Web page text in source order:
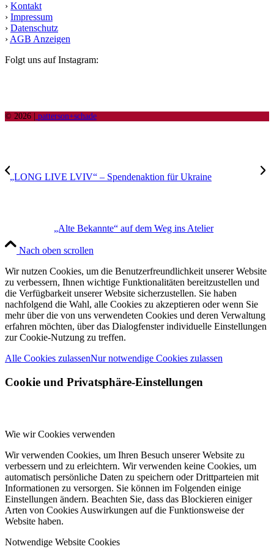
› Kontakt
› Impressum
› Datenschutz
› AGB Anzeigen
Folgt uns auf Instagram:
© 2026 | patterson+schade
„LONG LIVE LVIV“ – Spendenaktion für Ukraine
„Alte Bekannte“ auf dem Weg ins Atelier
Nach oben scrollen
Wir nutzen Cookies, um die Benutzerfreundlichkeit unserer Website
zu verbessern, Ihnen wichtige Funktionalitäten bereitzustellen und
die Verfügbarkeit unserer Website sicherzustellen. Sie haben
nachfolgend die Wahl, alle Cookies zu akzeptieren oder wenn Sie
mehr über die von uns verwendeten Cookies und deren Verwaltung
erfahren möchten, über das Dialogfenster individuelle Einstellungen
zur Cookie-Nutzung zu treffen.
Alle Cookies zulassenNur notwendige Cookies zulassen
Cookie und Privatsphäre-Einstellungen
Wie wir Cookies verwenden
Wir verwenden Cookies, um Ihren Besuch unserer Website zu
verbessern und zu erleichtern. Wir verwenden keine Cookies, um
automatisch persönliche Daten zu speichern oder Drittparteien mit
Informationen zu versorgen. Sie können im Folgenden einige
Einstellungen ändern. Beachten Sie, dass das Blockieren einiger
Arten von Cookies Auswirkungen auf die Funktionsweise der
Website haben.
Notwendige Website Cookies